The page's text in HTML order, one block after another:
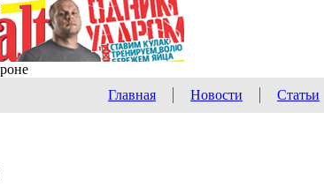
Главная Новости Статьи